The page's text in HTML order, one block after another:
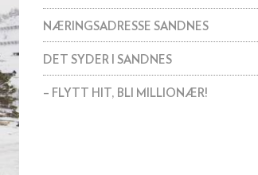
NÆRINGSADRESSE SANDNES
DET SYDER I SANDNES
– FLYTT HIT, BLI MILLIONÆR!